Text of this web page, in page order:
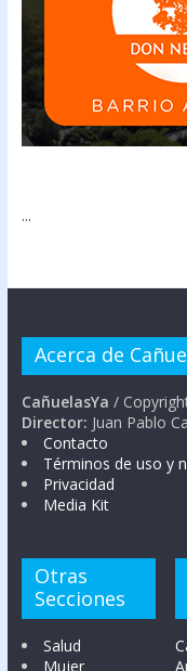
...
Acerca de
CañuelasYa /
Director: Juan Pablo
Contacto
Términos de uso y
Privacidad
Media Kit
Otras
Secciones
Salud
Mujer